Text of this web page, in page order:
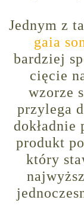
Jednym z
gaia
bardziej
cięcie
wzorze
przylega
dokładnie
produkt
który